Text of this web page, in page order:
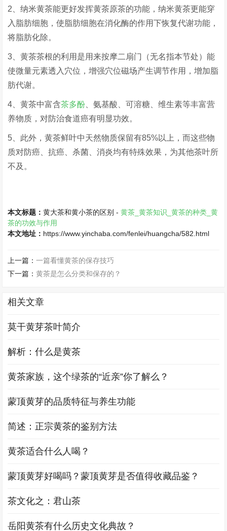
2、纳米黄茶能更好发挥黄茶原茶的功能，纳米黄茶更能穿
入脂肪细胞，使脂肪细胞在消化酶的作用下恢复代谢功能，
将脂肪化除。
3、黄茶茶根的利用是用来按摩二扇门（无名指本节处）能
使微量元素透入穴位，增强穴位磁场产生调节作用，增加脂
肪代谢。
4、黄茶中富含茶多酚 、氨基酸、可溶糖、维生素等丰富营
养物质，对防治食道癌有明显功效。
5、此外，黄茶鲜叶中天然物质保留有85%以上，而这些物
质对防癌、抗癌、杀菌、消炎均有特殊效果，为其他茶叶所
不及。
本文标题：黄大茶和黄小茶的区别 -黄茶_黄茶知识_黄茶的种类_黄
茶的功效与作用
本文地址： https://www.yinchaba.com/fenlei/huangcha/582.html
上一篇：一篇看懂黄茶的保存技巧
下一篇：黄茶是怎么分类和保存的？
相关文章
莫干黄芽茶叶简介
解析：什么是黄茶
黄茶家族，这个绿茶的“近亲”你了解么？
蒙顶黄芽的品质特征与养生功能
简述：正宗黄茶的鉴别方法
黄茶适合什么人喝？
蒙顶黄芽好喝吗？蒙顶黄芽是否值得收藏品鉴？
茶文化之：君山茶
岳阳黄茶有什么历史文化典故？